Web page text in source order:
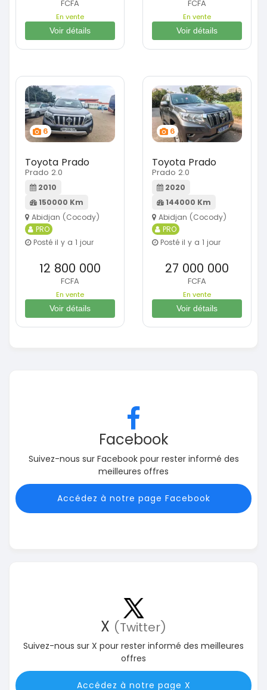
FCFA
En vente
Voir détails
FCFA
En vente
Voir détails
6
Toyota Prado
Prado 2.0
2010
150000 Km
Abidjan (Cocody)
PRO
Posté il y a 1 jour
12 800 000
FCFA
En vente
Voir détails
6
Toyota Prado
Prado 2.0
2020
144000 Km
Abidjan (Cocody)
PRO
Posté il y a 1 jour
27 000 000
FCFA
En vente
Voir détails
Facebook
Suivez-nous sur Facebook pour rester informé des
meilleures offres
Accédez à notre page Facebook
X (Twitter)
Suivez-nous sur X pour rester informé des meilleures
offres
Accédez à notre page X